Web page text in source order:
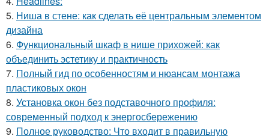
5. Ниша в стене: как сделать её центральным элементом
дизайна
6. Функциональный шкаф в нише прихожей: как
объединить эстетику и практичность
7. Полный гид по особенностям и нюансам монтажа
пластиковых окон
8. Установка окон без подставочного профиля:
современный подход к энергосбережению
9. Полное руководство: Что входит в правильную